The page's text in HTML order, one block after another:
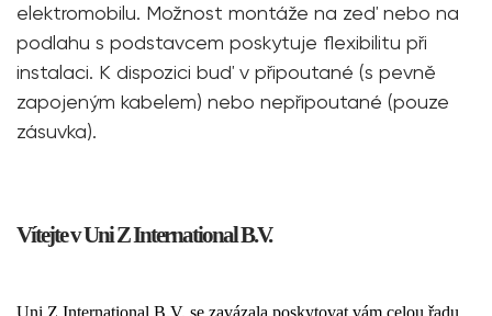
elektromobilu. Možnost montáže na zeď nebo na
podlahu s podstavcem poskytuje flexibilitu při
instalaci. K dispozici buď v připoutané (s pevně
zapojeným kabelem) nebo nepřipoutané (pouze
zásuvka).
Vítejte v Uni Z International B.V.
Uni Z International B.V. se zavázala poskytovat vám celou řadu